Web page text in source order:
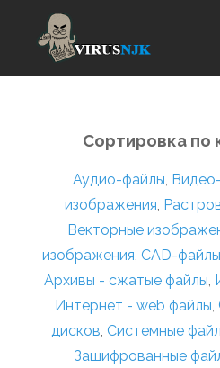
Сортировка по
Аудио-файлы,
изображения,
Векторные
изображения, CAD-файлы
Архивы - сжатые файлы,
Интернет - web файлы,
дисков, Системные
Зашифрованные